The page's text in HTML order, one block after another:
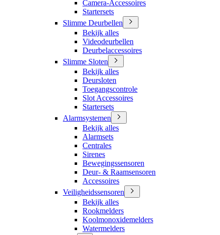
Camera-Accessoires
Startersets
Slimme Deurbellen
Bekijk alles
Videodeurbellen
Deurbelaccessoires
Slimme Sloten
Bekijk alles
Deursloten
Toegangscontrole
Slot Accessoires
Startersets
Alarmsystemen
Bekijk alles
Alarmsets
Centrales
Sirenes
Bewegingssensoren
Deur- & Raamsensoren
Accessoires
Veiligheidssensoren
Bekijk alles
Rookmelders
Koolmonoxidemelders
Watermelders